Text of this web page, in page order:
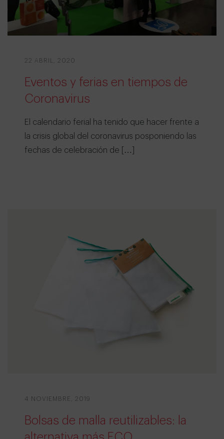
22 ABRIL, 2020
Eventos y ferias en tiempos de
Coronavirus
El calendario ferial ha tenido que hacer frente a
la crisis global del coronavirus posponiendo las
fechas de celebración de […]
4 NOVIEMBRE, 2019
Bolsas de malla reutilizables: la